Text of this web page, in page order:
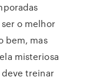
o melhor
bem, mas
misteriosa
treinar